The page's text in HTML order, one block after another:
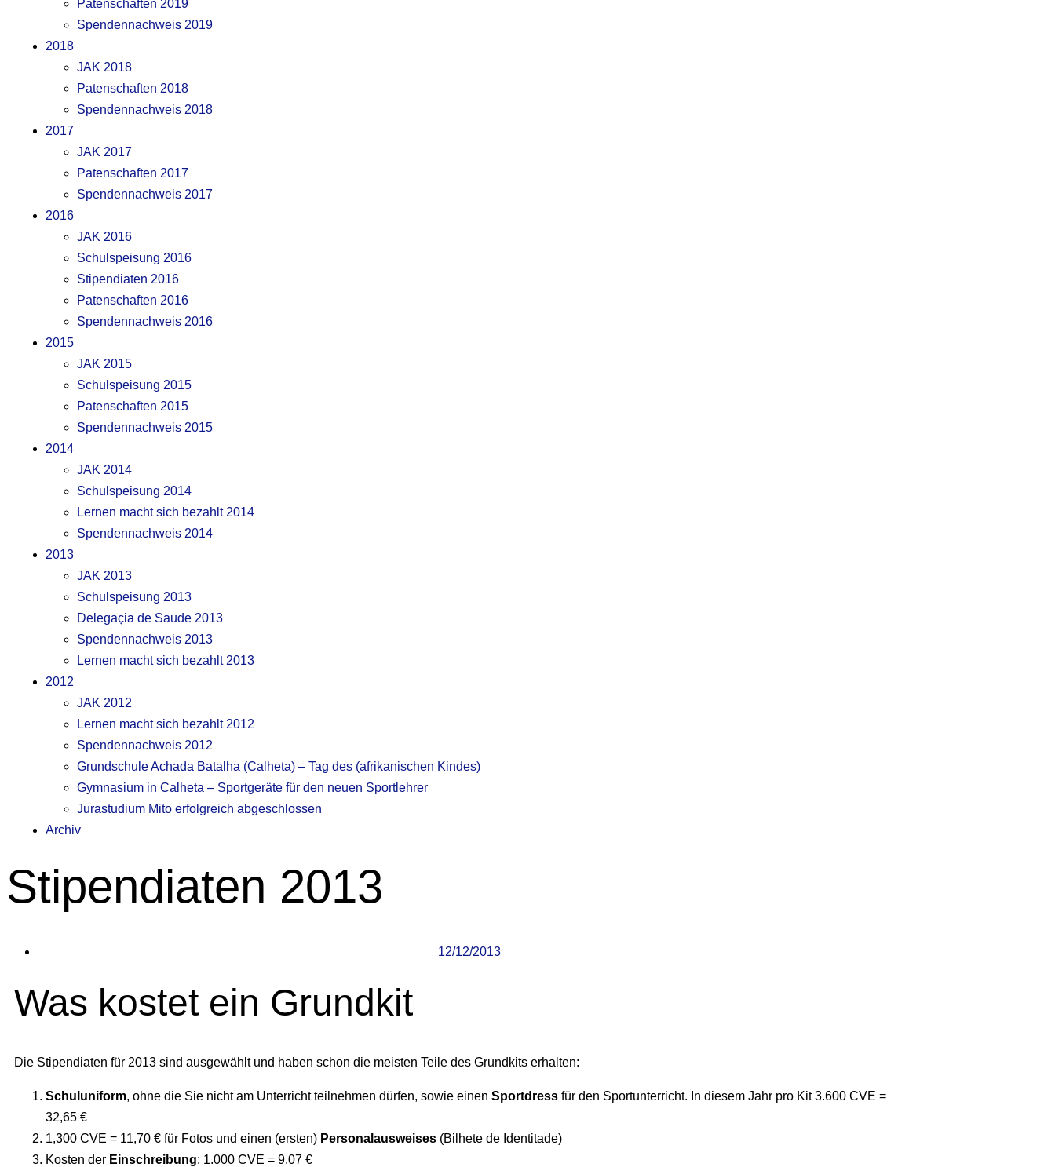
Patenschaften 2019
Spendennachweis 2019
2018
JAK 2018
Patenschaften 2018
Spendennachweis 2018
2017
JAK 2017
Patenschaften 2017
Spendennachweis 2017
2016
JAK 2016
Schulspeisung 2016
Stipendiaten 2016
Patenschaften 2016
Spendennachweis 2016
2015
JAK 2015
Schulspeisung 2015
Patenschaften 2015
Spendennachweis 2015
2014
JAK 2014
Schulspeisung 2014
Lernen macht sich bezahlt 2014
Spendennachweis 2014
2013
JAK 2013
Schulspeisung 2013
Delegaçia de Saude 2013
Spendennachweis 2013
Lernen macht sich bezahlt 2013
2012
JAK 2012
Lernen macht sich bezahlt 2012
Spendennachweis 2012
Grundschule Achada Batalha (Calheta) – Tag des (afrikanischen Kindes)
Gymnasium in Calheta – Sportgeräte für den neuen Sportlehrer
Jurastudium Mito erfolgreich abgeschlossen
Archiv
Stipendiaten 2013
12/12/2013
Was kostet ein Grundkit
Die Stipendiaten für 2013 sind ausgewählt und haben schon die meisten Teile des Grundkits erhalten:
Schuluniform, ohne die Sie nicht am Unterricht teilnehmen dürfen, sowie einen Sportdress für den Sportunterricht. In diesem Jahr pro Kit 3.600 CVE =
32,65 €
1,300 CVE = 11,70 € für Fotos und einen (ersten) Personalausweises (Bilhete de Identitade)
Kosten der Einschreibung: 1.000 CVE = 9,07 €